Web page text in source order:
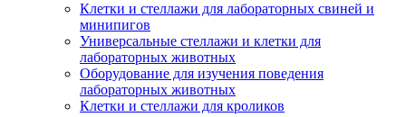
Клетки и стеллажи для лабораторных свиней и
минипигов
Универсальные стеллажи и клетки для
лабораторных животных
Оборудование для изучения поведения
лабораторных животных
Клетки и стеллажи для кроликов